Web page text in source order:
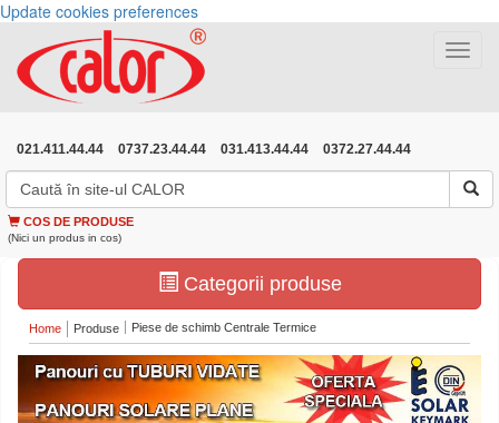
Update cookies preferences
Toggle
021.411.44.44 0737.23.44.44 031.413.44.44 0372.27.44.44
COS DE PRODUSE
(Nici un produs in cos)
Categorii produse
Home Produse Piese de schimb Centrale Termice